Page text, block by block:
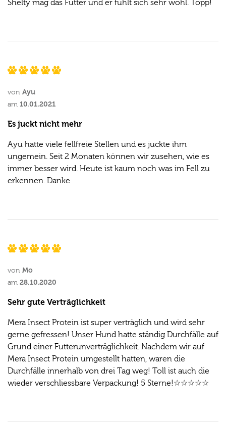
Shelty mag das Futter und er fühlt sich sehr wohl. Topp!
von Ayu
am 10.01.2021
Es juckt nicht mehr
Ayu hatte viele fellfreie Stellen und es juckte ihm
ungemein. Seit 2 Monaten können wir zusehen, wie es
immer besser wird. Heute ist kaum noch was im Fell zu
erkennen. Danke
von Mo
am 28.10.2020
Sehr gute Verträglichkeit
Mera Insect Protein ist super verträglich und wird sehr
gerne gefressen! Unser Hund hatte ständig Durchfälle auf
Grund einer Futterunverträglichkeit. Nachdem wir auf
Mera Insect Protein umgestellt hatten, waren die
Durchfälle innerhalb von drei Tag weg! Toll ist auch die
wieder verschliessbare Verpackung! 5 Sterne!☆☆☆☆☆